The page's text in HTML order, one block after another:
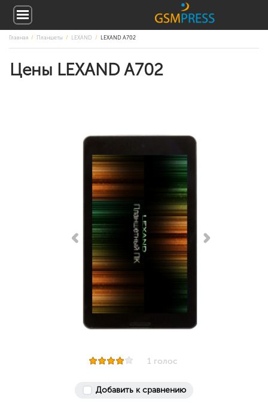
Главная Планшеты LEXAND LEXAND A702
Цены LEXAND A702
1 голос
Добавить к сравнению